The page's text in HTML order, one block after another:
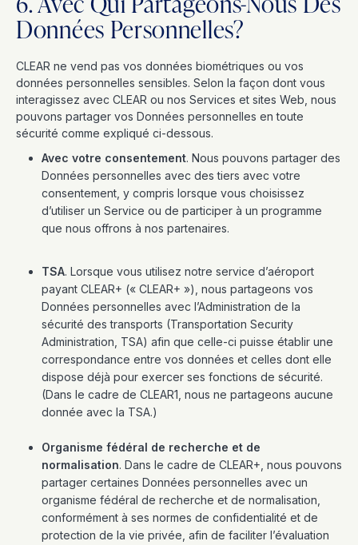
Données Personnelles?
CLEAR ne vend pas vos données biométriques ou vos
données personnelles sensibles. Selon la façon dont vous
interagissez avec CLEAR ou nos Services et sites Web, nous
pouvons partager vos Données personnelles en toute
sécurité comme expliqué ci-dessous.
Avec votre consentement. Nous pouvons partager des
Données personnelles avec des tiers avec votre
consentement, y compris lorsque vous choisissez
d’utiliser un Service ou de participer à un programme
que nous offrons à nos partenaires.
TSA. Lorsque vous utilisez notre service d’aéroport
payant CLEAR+ (« CLEAR+ »), nous partageons vos
Données personnelles avec l’Administration de la
sécurité des transports (Transportation Security
Administration, TSA) afin que celle-ci puisse établir une
correspondance entre vos données et celles dont elle
dispose déjà pour exercer ses fonctions de sécurité.
(Dans le cadre de CLEAR1, nous ne partageons aucune
donnée avec la TSA.)
Organisme fédéral de recherche et de
normalisation. Dans le cadre de CLEAR+, nous pouvons
partager certaines Données personnelles avec un
organisme fédéral de recherche et de normalisation,
conformément à ses normes de confidentialité et de
protection de la vie privée, afin de faciliter l’évaluation